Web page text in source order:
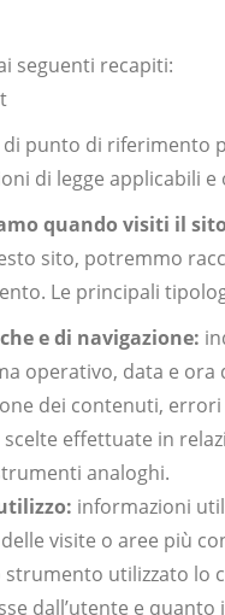
seguenti recapiti:
di punto di
di legge applicabili
quando visiti il
sito, potremmo
Le principali
e di navigazione:
operativo, data e ora
dei contenuti,
scelte effettuate in
analoghi.
informazioni
visite o aree più
strumento utilizzato lo
dall’utente e